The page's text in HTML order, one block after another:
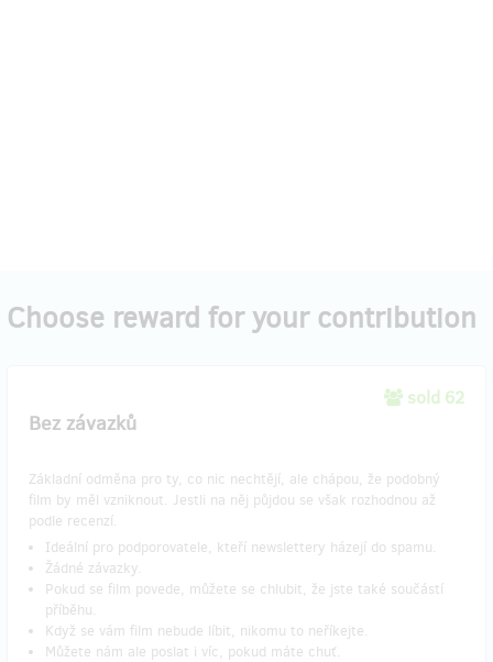
Choose reward for your contribution
sold 62
Bez závazků
Základní odměna pro ty, co nic nechtějí, ale chápou, že podobný
film by měl vzniknout. Jestli na něj půjdou se však rozhodnou až
podle recenzí.
Ideální pro podporovatele, kteří newslettery házejí do spamu.
Žádné závazky.
Pokud se film povede, můžete se chlubit, že jste také součástí
příběhu.
Když se vám film nebude líbit, nikomu to neříkejte.
Můžete nám ale poslat i víc, pokud máte chuť.